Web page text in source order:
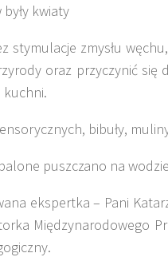
kwiaty
stymulacje zmysłu
oraz przyczynić
kuchni.
bibuły,
puszczano na
ekspertka – Pani
Międzynarodowego